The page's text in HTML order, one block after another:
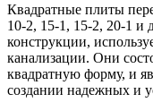
Квадратные плиты
10-2, 15-1, 15-2, 20-1 и
конструкции,
канализации. Они
квадратную форму, и
создании надежных и